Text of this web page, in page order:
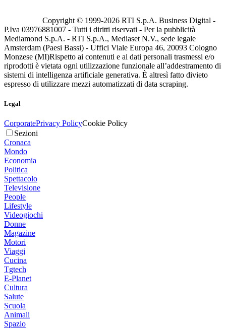
Copyright © 1999-2026 RTI S.p.A. Business Digital -
P.Iva 03976881007 - Tutti i diritti riservati - Per la pubblicità
Mediamond S.p.A. - RTI S.p.A., Mediaset N.V., sede legale
Amsterdam (Paesi Bassi) - Uffici Viale Europa 46, 20093 Cologno
Monzese (MI)Rispetto ai contenuti e ai dati personali trasmessi e/o
riprodotti è vietata ogni utilizzazione funzionale all’addestramento di
sistemi di intelligenza artificiale generativa. È altresì fatto divieto
espresso di utilizzare mezzi automatizzati di data scraping.
Legal
CorporatePrivacy PolicyCookie Policy
Sezioni
Cronaca
Mondo
Economia
Politica
Spettacolo
Televisione
People
Lifestyle
Videogiochi
Donne
Magazine
Motori
Viaggi
Cucina
Tgtech
E-Planet
Cultura
Salute
Scuola
Animali
Spazio